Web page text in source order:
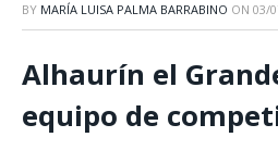
BY MARÍA LUISA PALMA BARRABINO ON 03/
Alhaurín el
equipo de